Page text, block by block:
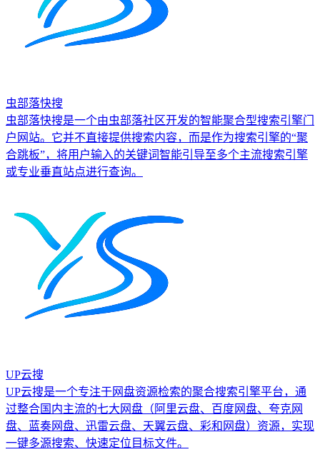
虫部落快搜
虫部落快搜是一个由虫部落社区开发的智能聚合型搜索引擎门
户网站。它并不直接提供搜索内容，而是作为搜索引擎的“聚
合跳板”，将用户输入的关键词智能引导至多个主流搜索引擎
或专业垂直站点进行查询。
UP云搜
UP云搜是一个专注于网盘资源检索的聚合搜索引擎平台，通
过整合国内主流的七大网盘（阿里云盘、百度网盘、夸克网
盘、蓝奏网盘、迅雷云盘、天翼云盘、彩和网盘）资源，实现
一键多源搜索、快速定位目标文件。